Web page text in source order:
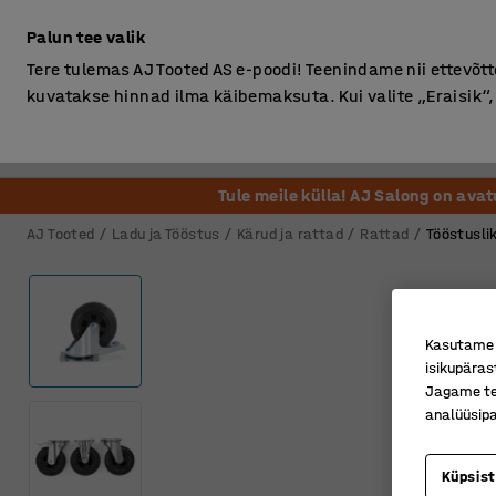
Tule meile külla! AJ Salong on
AJ Tooted Ladu ja Tööstus Kärud ja rattad Rattad
Palun tee valik
Tere tulemas AJ Tooted AS e-poodi! Teenindame nii
kuvatakse hinnad ilma käibemaksuta. Kui valite
Jagame